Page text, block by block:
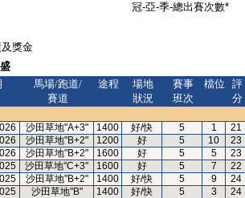
冠-亞-季-總出賽次數*
獎金
馬場/跑道/
賽道
途程
場地
狀況
賽事
班次
檔位
評
分
沙田草地"A+3" 1400 好/快 5 1
21
沙田草地"B+2" 1200 好 5 10
23
沙田草地"B+2" 1600 好 5 5
23
沙田草地"C+3" 1600 好 5 7
22
沙田草地"B+2" 1400 好/快 5 9
24
沙田草地"B" 1400 好/快 5 3
24